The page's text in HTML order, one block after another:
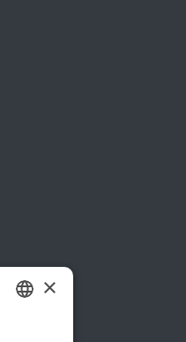
×